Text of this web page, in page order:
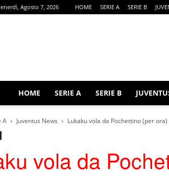
Agosto 7, 2026 HOME SERIE A SERIE B
HOME SERIE A SERIE B
A Juventus News Lukaku vola da Pochettino (per
vola da